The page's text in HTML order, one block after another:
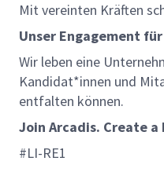
Mit vereinten Kräften
Unser Engagement
Wir leben eine
Kandidat*innen und
entfalten können.
Join Arcadis. Create a
#LI-RE1